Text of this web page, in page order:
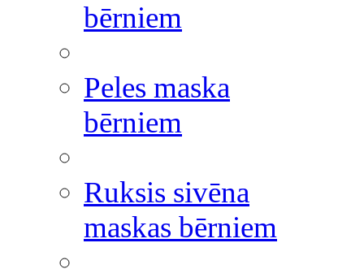
bērniem
Peles maska
bērniem
Ruksis sivēna
maskas bērniem